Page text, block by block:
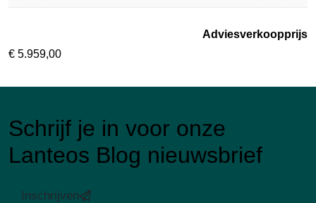
Adviesverkoopprijs
€ 5.959,00
Schrijf je in voor onze
Lanteos Blog nieuwsbrief
Inschrijven